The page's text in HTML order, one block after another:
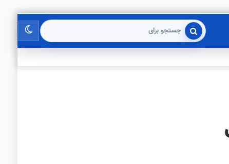
جستجو
برای
تغییر
پوسته